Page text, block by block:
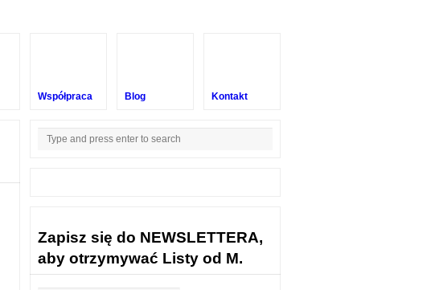
Współpraca Blog Kontakt
Zapisz się do NEWSLETTERA,
aby otrzymywać Listy od M.